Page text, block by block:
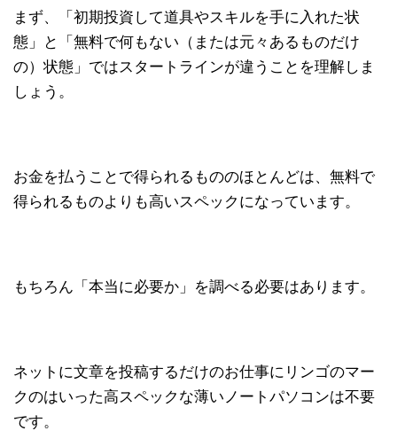
まず、「初期投資して道具やスキルを手に入れた状
態」と「無料で何もない（または元々あるものだけ
の）状態」ではスタートラインが違うことを理解しま
しょう。
お金を払うことで得られるもののほとんどは、無料で
得られるものよりも高いスペックになっています。
もちろん「本当に必要か」を調べる必要はあります。
ネットに文章を投稿するだけのお仕事にリンゴのマー
クのはいった高スペックな薄いノートパソコンは不要
です。